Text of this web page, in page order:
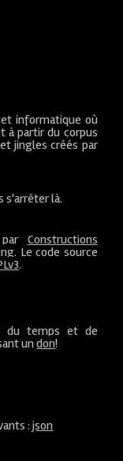
informatique où
à partir du corpus
jingles créés par
s'arrêter là.
Constructions
. Le code source
.
du temps et de
undon!
:json